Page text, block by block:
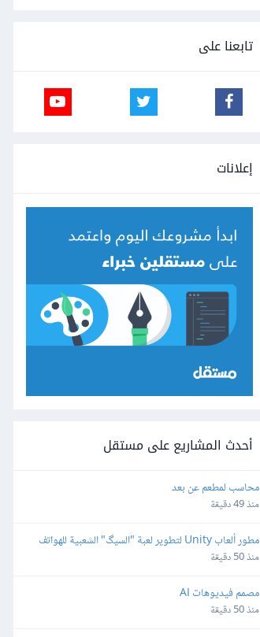
تابعنا على
إعلانات
أحدث المشاريع على مستقل
محاسب لمطعم عن بعد
منذ 49 دقيقة
الذكية
منذ 50 دقيقة
مصمم فيديوهات AI
منذ 50 دقيقة